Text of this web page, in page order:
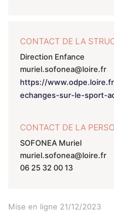
CONTACT DE LA
Direction Enfance
muriel.sofonea@loire.fr
https://
echanges-sur-le-sport-
CONTACT DE LA
SOFONEA Muriel
muriel.sofonea@loire.fr
06 25 32 00 13
Mise en ligne 21/12/2023